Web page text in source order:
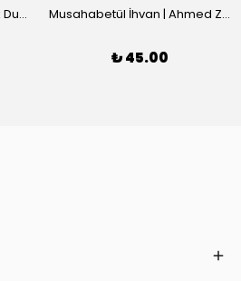
Mecmuatü’l Ahzab / Büyük Dua Kitabı - Ahmed Ziyauddin Gümüşhanevi Musahabetül İhvan | Ahmed Ziyaeddin Gümüşhanevi
₺ 45.00